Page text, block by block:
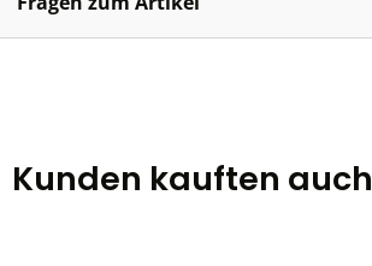
Kunden kauften auch